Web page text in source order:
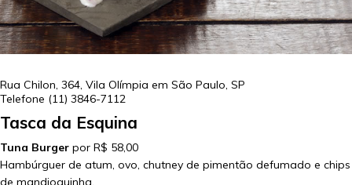
Rua Chilon, 364, Vila Olímpia em São Paulo, SP
Telefone (11) 3846-7112
Tasca da Esquina
Tuna Burger por R$ 58,00
Hambúrguer de atum, ovo, chutney de pimentão defumado e chips
de mandioquinha.